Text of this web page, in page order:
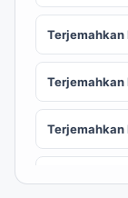
Terjemahkan
Terjemahkan
Terjemahkan